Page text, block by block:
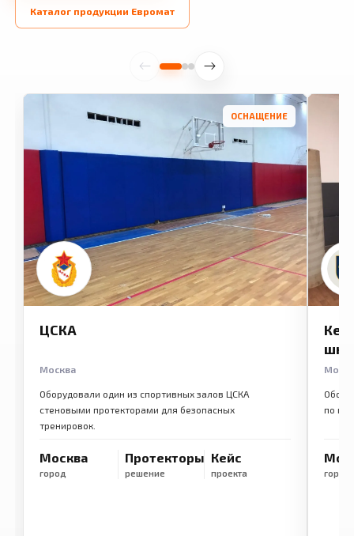
Каталог продукции Евромат
ОСНАЩЕНИЕ
ЦСКА
Москва
Оборудовали один из спортивных залов ЦСКА
стеновыми протекторами для безопасных
тренировок.
Москва
город
Протекторы
решение
Кейс
проекта
по
город